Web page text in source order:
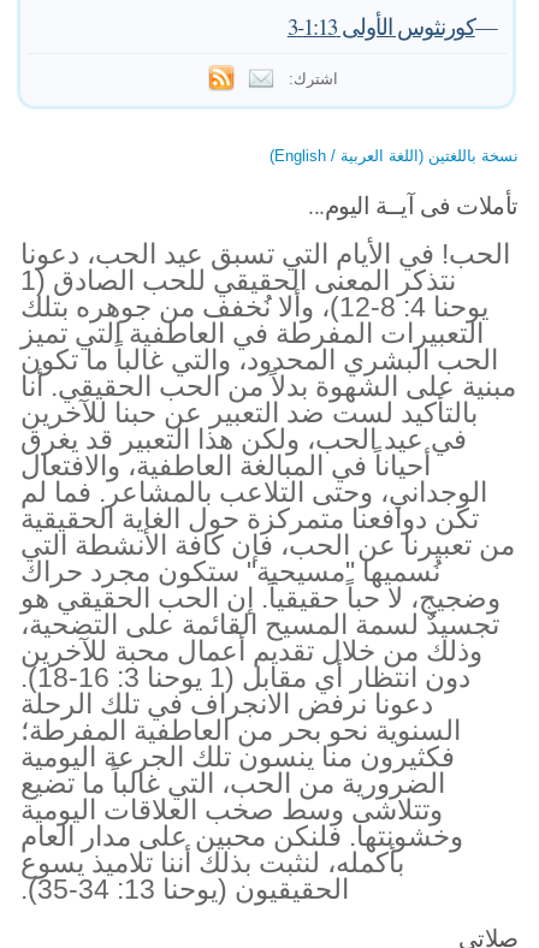
—كورنثوس الأولى 1:13-3
اشترك:
نسخة باللغتين (اللغة العربية / English)
تأملات فى آيــة اليوم...
الحب! في الأيام التي تسبق عيد الحب، دعونا
نتذكر المعنى الحقيقي للحب الصادق (1
يوحنا 4: 8-12)، وألا نُخفف من جوهره بتلك
التعبيرات المفرطة في العاطفية التي تميز
الحب البشري المحدود، والتي غالباً ما تكون
مبنية على الشهوة بدلاً من الحب الحقيقي. أنا
بالتأكيد لست ضد التعبير عن حبنا للآخرين
في عيد الحب، ولكن هذا التعبير قد يغرق
أحياناً في المبالغة العاطفية، والافتعال
الوجداني، وحتى التلاعب بالمشاعر. فما لم
تكن دوافعنا متمركزة حول الغاية الحقيقية
من تعبيرنا عن الحب، فإن كافة الأنشطة التي
نُسميها "مسيحية" ستكون مجرد حراك
وضجيج، لا حباً حقيقياً. إن الحب الحقيقي هو
تجسيدٌ لسمة المسيح القائمة على التضحية،
وذلك من خلال تقديم أعمال محبة للآخرين
دون انتظار أي مقابل (1 يوحنا 3: 16-18).
دعونا نرفض الانجراف في تلك الرحلة
السنوية نحو بحر من العاطفية المفرطة؛
فكثيرون منا ينسون تلك الجرعة اليومية
الضرورية من الحب، التي غالباً ما تضيع
وتتلاشى وسط صخب العلاقات اليومية
وخشونتها. فلنكن محبين على مدار العام
بأكمله، لنثبت بذلك أننا تلاميذ يسوع
الحقيقيون (يوحنا 13: 34-35).
صلاتي